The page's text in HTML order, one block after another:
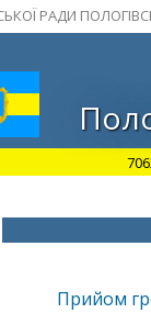
РАДИ
Прийом